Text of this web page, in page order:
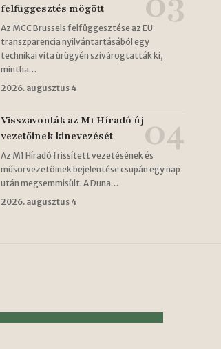
felfüggesztés mögött
Az MCC Brussels felfüggesztése az EU
transzparencia nyilvántartásából egy
technikai vita ürügyén szivárogtatták ki,
mintha…
2026. augusztus 4
Visszavonták az M1 Híradó új
vezetőinek kinevezését
Az M1 Híradó frissített vezetésének és
műsorvezetőinek bejelentése csupán egy nap
után megsemmisült. A Duna…
2026. augusztus 4